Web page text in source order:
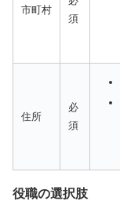
市町村
須
住所
必
須
役職の選択肢